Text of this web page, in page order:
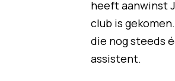
heeft aanwinst
club is gekomen.
die nog steeds
assistent.